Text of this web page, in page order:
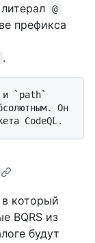
@
префикса
.
Он
который
BQRS из
будут